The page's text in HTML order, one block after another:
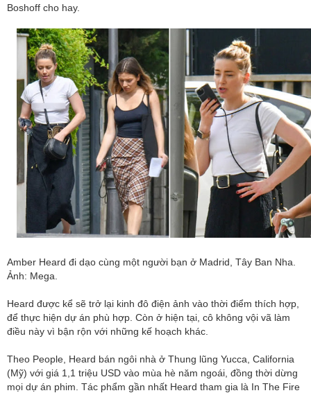
Boshoff cho hay.
Amber Heard đi dạo cùng một người bạn ở Madrid, Tây Ban Nha.
Ảnh: Mega.
Heard được kể sẽ trở lại kinh đô điện ảnh vào thời điểm thích hợp,
để thực hiện dự án phù hợp. Còn ở hiện tại, cô không vội vã làm
điều này vì bận rộn với những kế hoạch khác.
Theo People, Heard bán ngôi nhà ở Thung lũng Yucca, California
(Mỹ) với giá 1,1 triệu USD vào mùa hè năm ngoái, đồng thời dừng
mọi dự án phim. Tác phẩm gần nhất Heard tham gia là In The Fire